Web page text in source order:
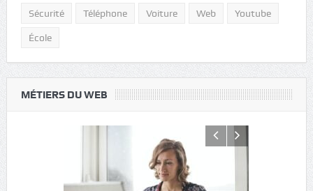
Sécurité Téléphone Voiture Web Youtube
École
MÉTIERS DU WEB